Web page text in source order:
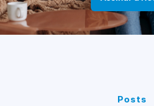
Posts